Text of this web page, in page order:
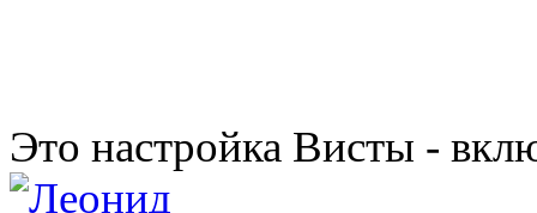
Это настройка Висты -